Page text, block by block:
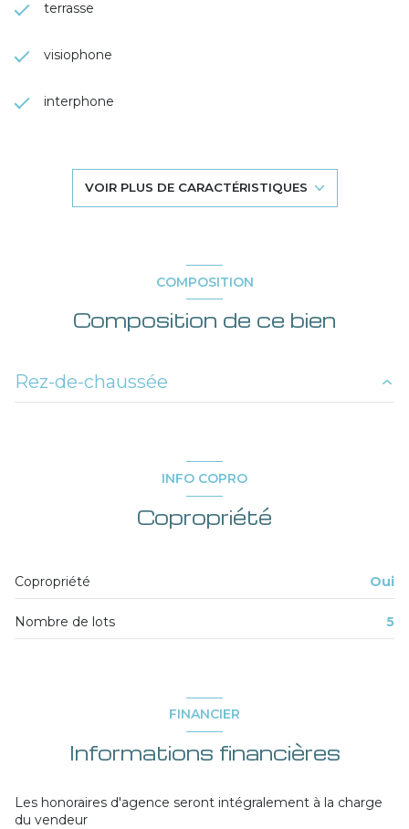
terrasse
visiophone
interphone
VOIR PLUS DE CARACTÉRISTIQUES
COMPOSITION
Composition de ce bien
Rez-de-chaussée
salle de douche 2
toilettes
1.4 m²
INFO COPRO
Copropriété
Copropriété Oui
Nombre de lots 5
FINANCIER
Informations financières
Les honoraires d'agence seront intégralement à la charge
du vendeur